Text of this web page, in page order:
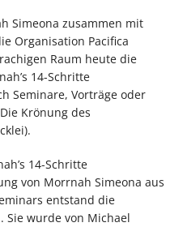
Simeona zusammen mit
Organisation Pacifica
Raum heute die
14-Schritte
Seminare, Vorträge oder
Krönung des
14-Schritte
von Morrnah Simeona aus
entstand die
Sie wurde von Michael